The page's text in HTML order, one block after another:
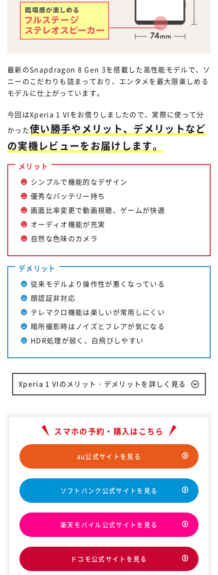
最新のSnapdragon 8 Gen 3を搭載した高性能モデルで、ソ
ニーのこだわりも詰まっており、エンタメを最大限楽しめる
モデルに仕上がっています。
今回はXperia 1 VIをお借りしましたので、実際に使って分
かった使い勝手やメリット、デメリットなど
の実機レビューをお届けします。
メリット
シンプルで機能的なデザイン
優秀なバッテリー持ち
画面比率変更で動画視聴、ゲームが快適
オーディオ機能が充実
自然な色味のカメラ
デメリット
従来モデルより操作性が悪くなっている
顔認証非対応
テレマクロ機能は楽しいが常用しにくい
暗所撮影時はノイズとフレアが気になる
HDR処理が弱く、白飛びしやすい
Xperia 1 VIのメリット・デメリットを詳しく見る
スマホの予約・購入はこちら
au公式サイトを見る
ソフトバンク公式サイトを見る
楽天モバイル公式サイトを見る
ドコモ公式サイトを見る